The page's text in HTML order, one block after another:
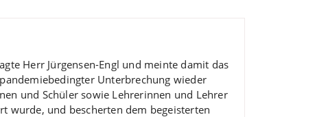
Herr Jürgensen-Engl und meinte damit das
Unterbrechung wieder
und Schüler sowie Lehrerinnen und Lehrer
wurde, und bescherten dem begeisterten